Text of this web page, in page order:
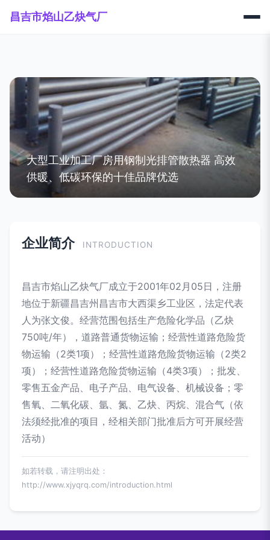
昌吉市焰山乙炔气厂
大型工业加工厂房用钢制光排管散热器 高效
供暖、低碳环保的十佳品牌优选
企业简介 INTRODUCTION
昌吉市焰山乙炔气厂成立于2001年02月05日，注册
地位于新疆昌吉州昌吉市大西渠乡工业区，法定代表
人为张文俊。经营范围包括生产危险化学品（乙炔
750吨/年），道路普通货物运输；经营性道路危险货
物运输（2类1项）；经营性道路危险货物运输（2类2
项）；经营性道路危险货物运输（4类3项）；批发、
零售五金产品、电子产品、电气设备、机械设备；零
售氧、二氧化碳、氩、氮、乙炔、丙烷、混合气（依
法须经批准的项目，经相关部门批准后方可开展经营
活动）
如若转载，请注明出处：
http://www.xjyqrq.com/introduction.html